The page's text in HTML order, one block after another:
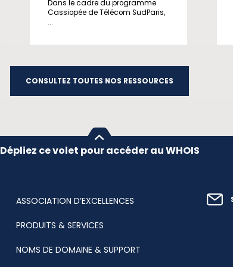
Dans le cadre du programme
Cassiopée de Télécom SudParis,
...
CONSULTEZ TOUTES NOS RESSOURCES
Dépliez ce volet pour accéder au WHOIS
ASSOCIATION D’EXCELLENCES
PRODUITS & SERVICES
NOMS DE DOMAINE & SUPPORT